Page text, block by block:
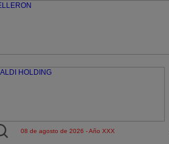
08 de agosto de 2026 - Año XXX